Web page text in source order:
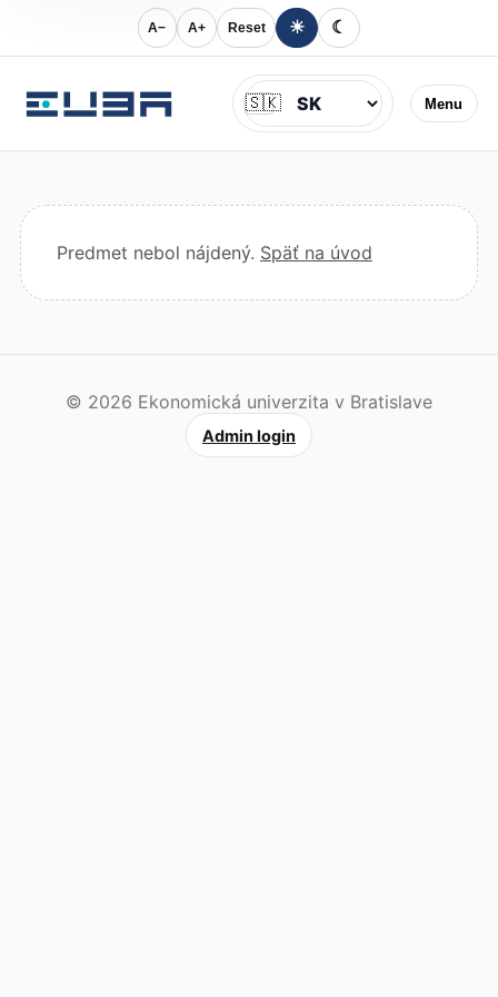
A− A+ Reset ☀ ☾
Menu
Jazyk
🇸🇰
Predmet nebol nájdený. Späť na úvod
© 2026 Ekonomická univerzita v Bratislave
Admin login